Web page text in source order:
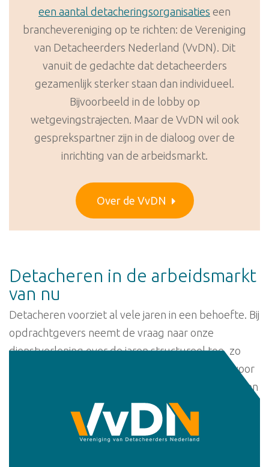
een aantal detacheringsorganisaties een
branchevereniging op te richten: de Vereniging
van Detacheerders Nederland (VvDN). Dit
vanuit de gedachte dat detacheerders
gezamenlijk sterker staan dan individueel.
Bijvoorbeeld in de lobby op
wetgevingstrajecten. Maar de VvDN wil ook
gesprekspartner zijn in de dialoog over de
inrichting van de arbeidsmarkt.
Over de VvDN
Detacheren in de arbeidsmarkt
van nu
Detacheren voorziet al vele jaren in een behoefte. Bij
opdrachtgevers neemt de vraag naar onze
dienstverlening over de jaren structureel toe, zo
blijkt ook uit de VvDN-MarktMonitor. Maar ook voor
onze werknemers winnen steeds meer argumenten
terrein waarom gedetacheerden juist voor deze
vorm van werk willen kiezen. Detacheren heeft een
mooie toekomst voor zich.